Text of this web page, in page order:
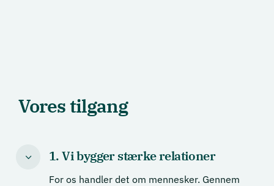
Vores tilgang
1. Vi bygger stærke relationer
For os handler det om mennesker. Gennem
3